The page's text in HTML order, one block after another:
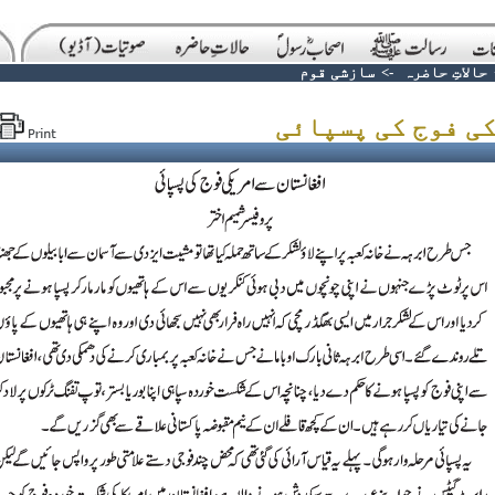
حالاتِ حاضرہ ->سازشی قوم